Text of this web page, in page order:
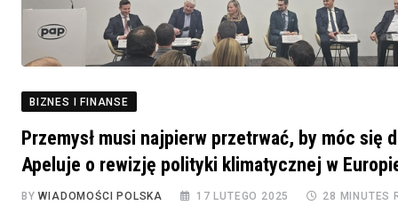
BIZNES I FINANSE
Przemysł musi najpierw przetrwać, by móc się
Apeluje o rewizję polityki klimatycznej w
BYWIADOMOŚCI POLSKA 17 LUTEGO 2025 28 MINUTES